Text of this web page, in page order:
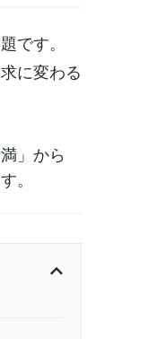
です。
に変わる
」から
。